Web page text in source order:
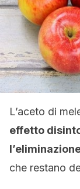
L’aceto di
effetto
che restano